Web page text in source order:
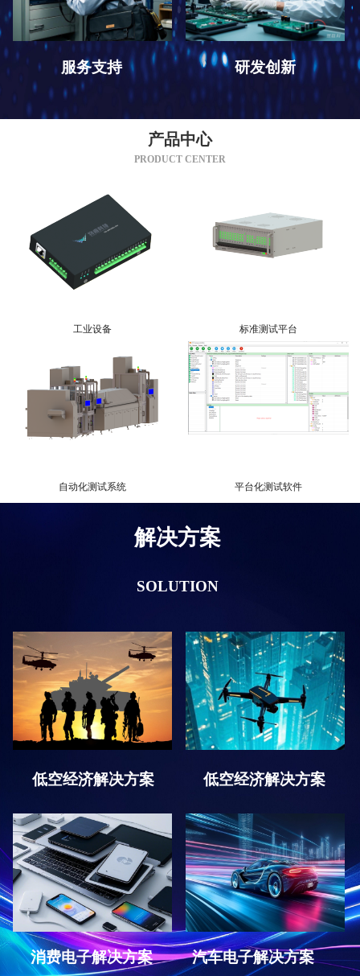
研发创新
服务支持
产品中心
PRODUCT CENTER
工业设备 标准测试平台
自动化测试系统 平台化测试软件
汽车电子解决方案
消费电子解决方案
低空经济解决方案
低空经济解决方案
SOLUTION
解决方案